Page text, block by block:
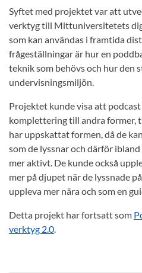
Syftet med projektet var att
verktyg till Mittuniversitetets
som kan användas i framtida
frågeställningar är hur en
teknik som behövs och hur den
undervisningsmiljön.
Projektet kunde visa att podcast
komplettering till andra former,
har uppskattat formen, då de
som de lyssnar och därför
mer aktivt. De kunde också
mer på djupet när de lyssnade
uppleva mer nära och som en
Detta projekt har fortsatt som
verktyg 2.0.